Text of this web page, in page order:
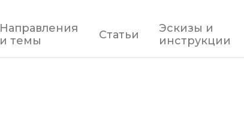
Статьи
Направления
и темы
Эскизы и
инструкции